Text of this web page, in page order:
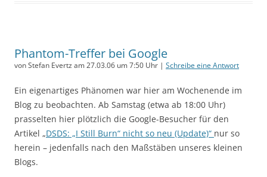
Phantom-Treffer bei Google
von Stefan Evertz am 27.03.06 um 7:50 Uhr | Schreibe eine Antwort
Ein eigenartiges Phänomen war hier am Wochenende im
Blog zu beobachten. Ab Samstag (etwa ab 18:00 Uhr)
prasselten hier plötzlich die Google-Besucher für den
Artikel „DSDS: „I Still Burn“ nicht so neu (Update)“ nur so
herein – jedenfalls nach den Maßstäben unseres kleinen
Blogs.